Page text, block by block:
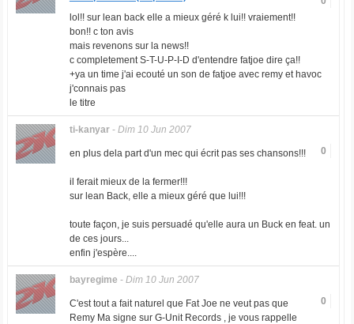
lol!! sur lean back elle a mieux géré k lui!! vraiement!!
bon!! c ton avis
mais revenons sur la news!!
c completement S-T-U-P-I-D d'entendre fatjoe dire ça!!
+ya un time j'ai ecouté un son de fatjoe avec remy et havoc
j'connais pas
le titre
ti-kanyar- Dim 10 Jun 2007
0
en plus dela part d'un mec qui écrit pas ses chansons!!!
il ferait mieux de la fermer!!!
sur lean Back, elle a mieux géré que lui!!!
toute façon, je suis persuadé qu'elle aura un Buck en feat. un
de ces jours...
enfin j'espère....
bayregime - Dim 10 Jun 2007
0
C'est tout a fait naturel que Fat Joe ne veut pas que
Remy Ma signe sur G-Unit Records , je vous rappelle